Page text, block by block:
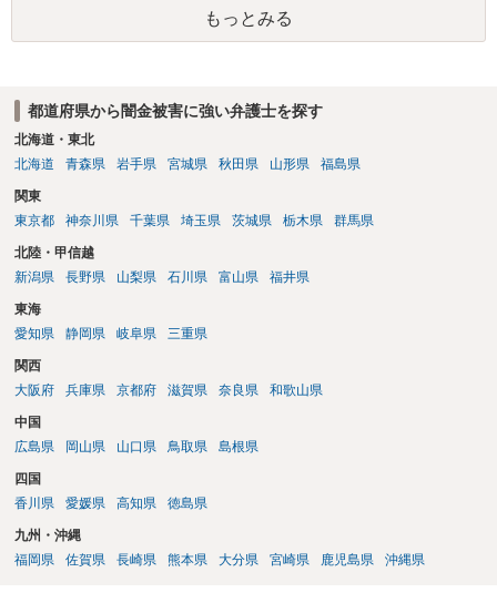
もっとみる
都道府県から闇金被害に強い弁護士を探す
北海道・東北
北海道
青森県 岩手県 宮城県 秋田県 山形県 福島県
関東
東京都
神奈川県 千葉県 埼玉県 茨城県 栃木県 群馬県
北陸・甲信越
新潟県
長野県 山梨県 石川県 富山県 福井県
東海
愛知県
静岡県 岐阜県 三重県
関西
大阪府
兵庫県 京都府 滋賀県 奈良県 和歌山県
中国
広島県
岡山県 山口県 鳥取県 島根県
四国
香川県
愛媛県 高知県 徳島県
九州・沖縄
福岡県
佐賀県 長崎県 熊本県 大分県 宮崎県 鹿児島県 沖縄県